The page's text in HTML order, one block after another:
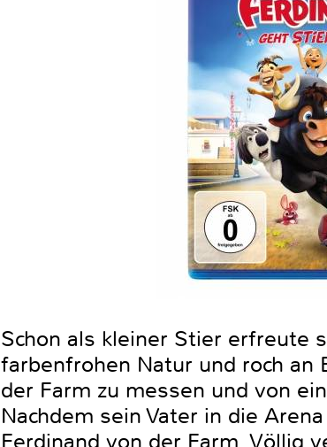
Schon als kleiner Stier erfreute
farbenfrohen Natur und roch
der Farm zu messen und von
Nachdem sein Vater in die